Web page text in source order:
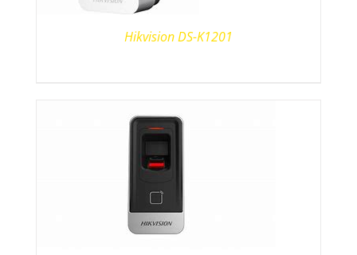
Hikvision DS-K1201